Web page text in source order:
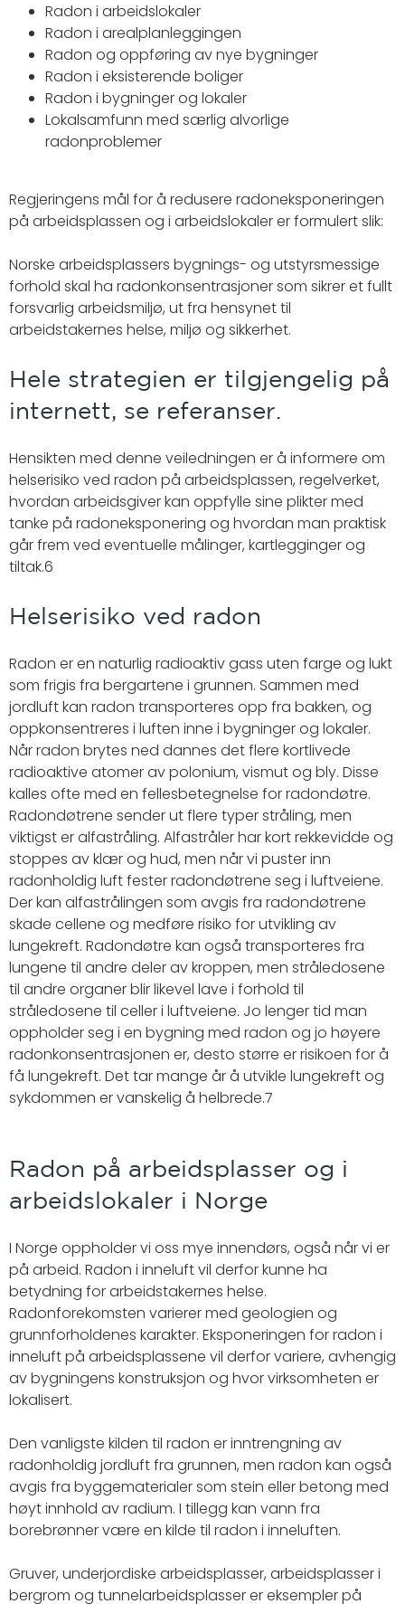
Radon i arbeidslokaler
Radon i arealplanleggingen
Radon og oppføring av nye bygninger
Radon i eksisterende boliger
Radon i bygninger og lokaler
Lokalsamfunn med særlig alvorlige
radonproblemer
Regjeringens mål for å redusere radoneksponeringen
på arbeidsplassen og i arbeidslokaler er formulert slik:
Norske arbeidsplassers bygnings- og utstyrsmessige
forhold skal ha radonkonsentrasjoner som sikrer et fullt
forsvarlig arbeidsmiljø, ut fra hensynet til
arbeidstakernes helse, miljø og sikkerhet.
Hele strategien er tilgjengelig på
internett, se referanser.
Hensikten med denne veiledningen er å informere om
helserisiko ved radon på arbeidsplassen, regelverket,
hvordan arbeidsgiver kan oppfylle sine plikter med
tanke på radoneksponering og hvordan man praktisk
går frem ved eventuelle målinger, kartlegginger og
tiltak.6
Helserisiko ved radon
Radon er en naturlig radioaktiv gass uten farge og lukt
som frigis fra bergartene i grunnen. Sammen med
jordluft kan radon transporteres opp fra bakken, og
oppkonsentreres i luften inne i bygninger og lokaler.
Når radon brytes ned dannes det flere kortlivede
radioaktive atomer av polonium, vismut og bly. Disse
kalles ofte med en fellesbetegnelse for radondøtre.
Radondøtrene sender ut flere typer stråling, men
viktigst er alfastråling. Alfastråler har kort rekkevidde og
stoppes av klær og hud, men når vi puster inn
radonholdig luft fester radondøtrene seg i luftveiene.
Der kan alfastrålingen som avgis fra radondøtrene
skade cellene og medføre risiko for utvikling av
lungekreft. Radondøtre kan også transporteres fra
lungene til andre deler av kroppen, men stråledosene
til andre organer blir likevel lave i forhold til
stråledosene til celler i luftveiene. Jo lenger tid man
oppholder seg i en bygning med radon og jo høyere
radonkonsentrasjonen er, desto større er risikoen for å
få lungekreft. Det tar mange år å utvikle lungekreft og
sykdommen er vanskelig å helbrede.7
Radon på arbeidsplasser og i
arbeidslokaler i Norge
I Norge oppholder vi oss mye innendørs, også når vi er
på arbeid. Radon i inneluft vil derfor kunne ha
betydning for arbeidstakernes helse.
Radonforekomsten varierer med geologien og
grunnforholdenes karakter. Eksponeringen for radon i
inneluft på arbeidsplassene vil derfor variere, avhengig
av bygningens konstruksjon og hvor virksomheten er
lokalisert.
Den vanligste kilden til radon er inntrengning av
radonholdig jordluft fra grunnen, men radon kan også
avgis fra byggematerialer som stein eller betong med
høyt innhold av radium. I tillegg kan vann fra
borebrønner være en kilde til radon i inneluften.
Gruver, underjordiske arbeidsplasser, arbeidsplasser i
bergrom og tunnelarbeidsplasser er eksempler på